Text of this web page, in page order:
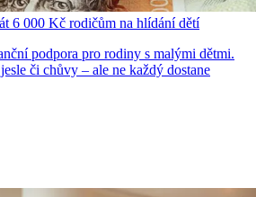
6 000 Kč rodičům na hlídání dětí
podpora pro rodiny s malými dětmi.
či chůvy – ale ne každý dostane